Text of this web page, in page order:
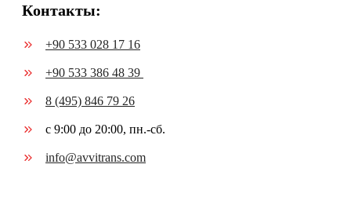
Контакты:
+90 533 028 17 16
+90 533 386 48 39
8 (495) 846 79 26
с 9:00 до 20:00, пн.-сб.
info@avvitrans.com